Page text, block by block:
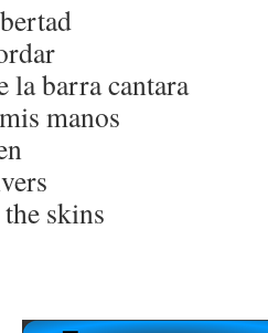
la barra cantara
manos
skins